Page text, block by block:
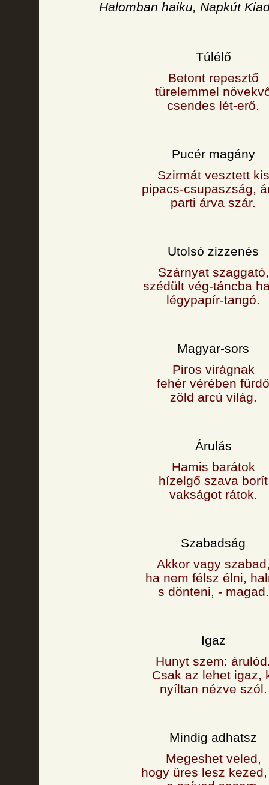
Halomban haiku, Napkút
Túlélő
Betont repesztő
türelemmel
csendes lét-erő.
Pucér magány
Szirmát vesztett kis
pipacs-csupaszság,
parti árva szár.
Utolsó zizzenés
Szárnyat szaggató,
szédült vég-táncba
légypapír-tangó.
Magyar-sors
Piros virágnak
fehér vérében fürdő
zöld arcú világ.
Árulás
Hamis barátok
hízelgő szava borít
vakságot rátok.
Szabadság
Akkor vagy
ha nem félsz élni,
s dönteni, - magad.
Igaz
Hunyt szem:
Csak az lehet igaz,
nyíltan nézve szól.
Mindig adhatsz
Megeshet veled,
hogy üres lesz